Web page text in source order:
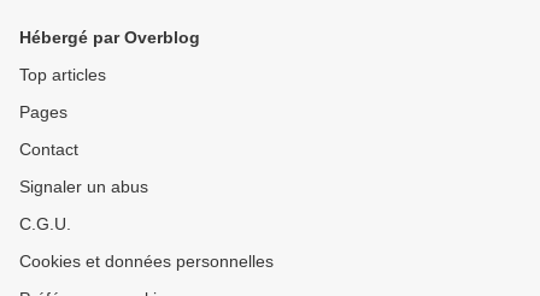
Hébergé par Overblog
Top articles
Pages
Contact
Signaler un abus
C.G.U.
Cookies et données personnelles